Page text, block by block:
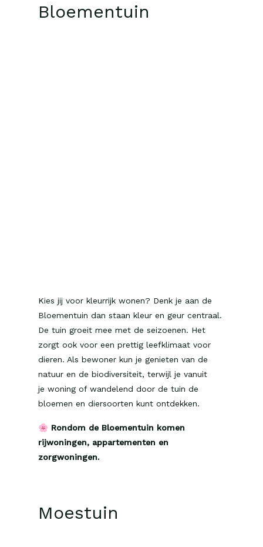
Bloementuin
Kies jij voor kleurrijk wonen? Denk je aan de
Bloementuin dan staan kleur en geur centraal.
De tuin groeit mee met de seizoenen. Het
zorgt ook voor een prettig leefklimaat voor
dieren. Als bewoner kun je genieten van de
natuur en de biodiversiteit, terwijl je vanuit
je woning of wandelend door de tuin de
bloemen en diersoorten kunt ontdekken.
🌸 Rondom de Bloementuin komen
rijwoningen, appartementen en
zorgwoningen.
Moestuin